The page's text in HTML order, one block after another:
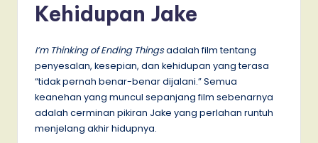
Kehidupan Jake
I’m Thinking of Ending Thingsadalah film tentang
penyesalan, kesepian, dan kehidupan yang terasa
“tidak pernah benar-benar dijalani.” Semua
keanehan yang muncul sepanjang film sebenarnya
adalah cerminan pikiran Jake yang perlahan runtuh
menjelang akhir hidupnya.